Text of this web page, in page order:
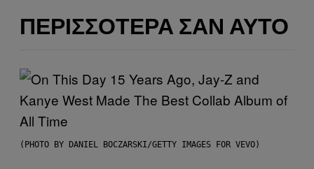
ΠΕΡΙΣΣΌΤΕΡΑ ΣΑΝ ΑΥΤΌ
(PHOTO BY DANIEL BOCZARSKI/GETTY IMAGES FOR VEVO)